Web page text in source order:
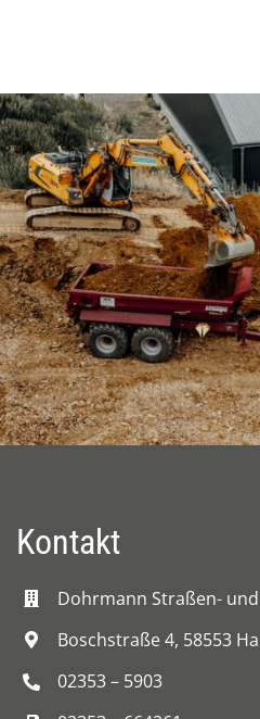
Kontakt
Dohrmann Straßen-
Boschstraße 4, 58553
02353 – 5903